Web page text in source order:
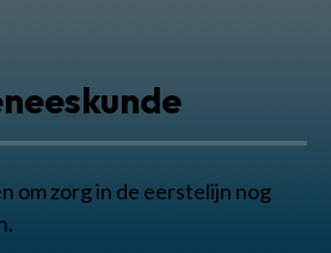
om zorg in de eerstelijn nog